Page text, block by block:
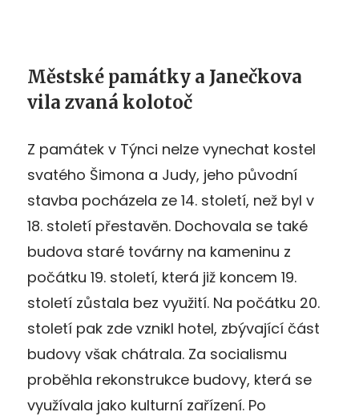
Městské památky a Janečkova
vila zvaná kolotoč
Z památek v Týnci nelze vynechat kostel
svatého Šimona a Judy, jeho původní
stavba pocházela ze 14. století, než byl v
18. století přestavěn. Dochovala se také
budova staré továrny na kameninu z
počátku 19. století, která již koncem 19.
století zůstala bez využití. Na počátku 20.
století pak zde vznikl hotel, zbývající část
budovy však chátrala. Za socialismu
proběhla rekonstrukce budovy, která se
využívala jako kulturní zařízení. Po